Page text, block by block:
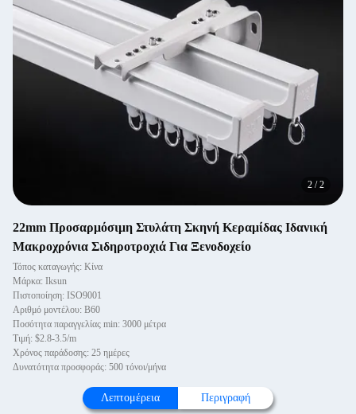
2 /2
22mm Προσαρμόσιμη Στυλάτη Σκηνή Κεραμίδας Ιδανική
Μακροχρόνια Σιδηροτροχιά Για Ξενοδοχείο
Τόπος καταγωγής: Κίνα
Μάρκα: Iksun
Πιστοποίηση: ISO9001
Αριθμό μοντέλου: B60
Ποσότητα παραγγελίας min: 3000 μέτρα
Τιμή: $2.8-3.5/m
Χρόνος παράδοσης: 25 ημέρες
Δυνατότητα προσφοράς: 500 τόνοι/μήνα
Λεπτομέρεια Περιγραφή